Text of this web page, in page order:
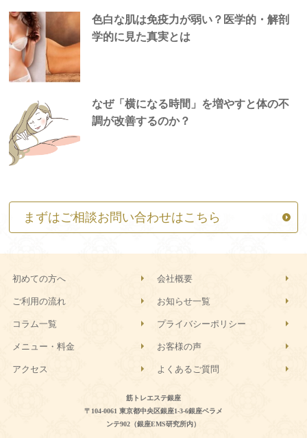
色白な肌は免疫力が弱い？医学的・解剖
学的に見た真実とは
なぜ「横になる時間」を増やすと体の不
調が改善するのか？
まずはご相談お問い合わせはこちら
筋トレエステ銀座
〒104-0061 東京都中央区銀座1-3-6銀座ベラメ
ンテ902（銀座EMS研究所内）
初めての方へ 会社概要
ご利用の流れ お知らせ一覧
コラム一覧 プライバシーポリシー
メニュー・料金 お客様の声
アクセス よくあるご質問